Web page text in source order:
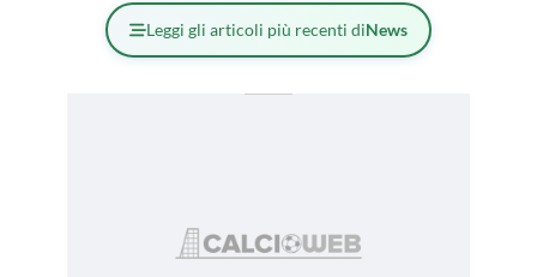
Leggi gli articoli più recenti diNews